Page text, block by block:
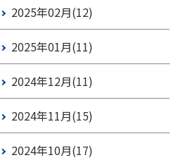
2025年02月(12)
2025年01月(11)
2024年12月(11)
2024年11月(15)
2024年10月(17)